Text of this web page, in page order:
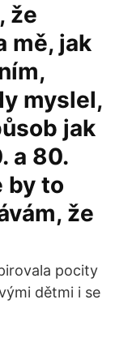
že
mě, jak
myslel,
jak
a 80.
by to
že
pocity
dětmi i se